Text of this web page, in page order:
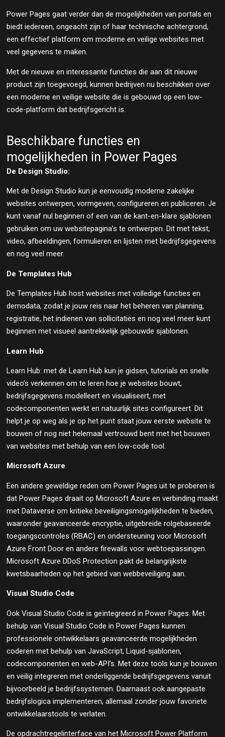
Power Pages gaat verder dan de mogelijkheden van portals en
biedt iedereen, ongeacht zijn of haar technische achtergrond,
een effectief platform om moderne en veilige websites met
veel gegevens te maken.
Met de nieuwe en interessante functies die aan dit nieuwe
product zijn toegevoegd, kunnen bedrijven nu beschikken over
een moderne en veilige website die is gebouwd op een low-
code-platform dat bedrijfsgericht is.
Beschikbare functies en
mogelijkheden in Power Pages
De Design Studio:
Met de Design Studio kun je eenvoudig moderne zakelijke
websites ontwerpen, vormgeven, configureren en publiceren. Je
kunt vanaf nul beginnen of een van de kant-en-klare sjablonen
gebruiken om uw websitepagina’s te ontwerpen. Dit met tekst,
video, afbeeldingen, formulieren en lijsten met bedrijfsgegevens
en nog veel meer.
De Templates Hub
De Templates Hub host websites met volledige functies en
demodata, zodat je jouw reis naar het beheren van planning,
registratie, het indienen van sollicitaties en nog veel meer kunt
beginnen met visueel aantrekkelijk gebouwde sjablonen.
Learn Hub
Learn Hub: met de Learn Hub kun je gidsen, tutorials en snelle
video’s verkennen om te leren hoe je websites bouwt,
bedrijfsgegevens modelleert en visualiseert, met
codecomponenten werkt en natuurlijk sites configureert. Dit
helpt je op weg als je op het punt staat jouw eerste website te
bouwen of nog niet helemaal vertrouwd bent met het bouwen
van websites met behulp van een low-code tool.
Microsoft Azure
Een andere geweldige reden om Power Pages uit te proberen is
dat Power Pages draait op Microsoft Azure en verbinding maakt
met Dataverse om kritieke beveiligingsmogelijkheden te bieden,
waaronder geavanceerde encryptie, uitgebreide rolgebaseerde
toegangscontroles (RBAC) en ondersteuning voor Microsoft
Azure Front Door en andere firewalls voor webtoepassingen.
Microsoft Azure DDoS Protection pakt de belangrijkste
kwetsbaarheden op het gebied van webbeveiliging aan.
Visual Studio Code
Ook Visual Studio Code is geïntegreerd in Power Pages. Met
behulp van Visual Studio Code in Power Pages kunnen
professionele ontwikkelaars geavanceerde mogelijkheden
coderen met behulp van JavaScript, Liquid-sjablonen,
codecomponenten en web-API’s. Met deze tools kun je bouwen
en veilig integreren met onderliggende bedrijfsgegevens vanuit
bijvoorbeeld je bedrijfssystemen. Daarnaast ook aangepaste
bedrijfslogica implementeren, allemaal zonder jouw favoriete
ontwikkelaarstools te verlaten.
De opdrachtregelinterface van het Microsoft Power Platform